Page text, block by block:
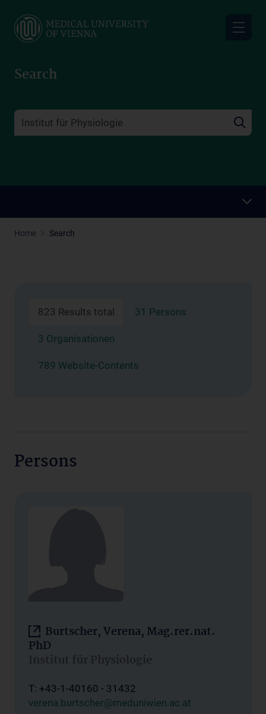
main
Search
Home Search
823 Results total 31 Persons
3 Organisationen
789 Website-Contents
Persons
Burtscher, Verena, Mag.rer.nat.
PhD
Institut für Physiologie
T: +43-1-40160 - 31432
verena.burtscher@meduniwien.ac.at